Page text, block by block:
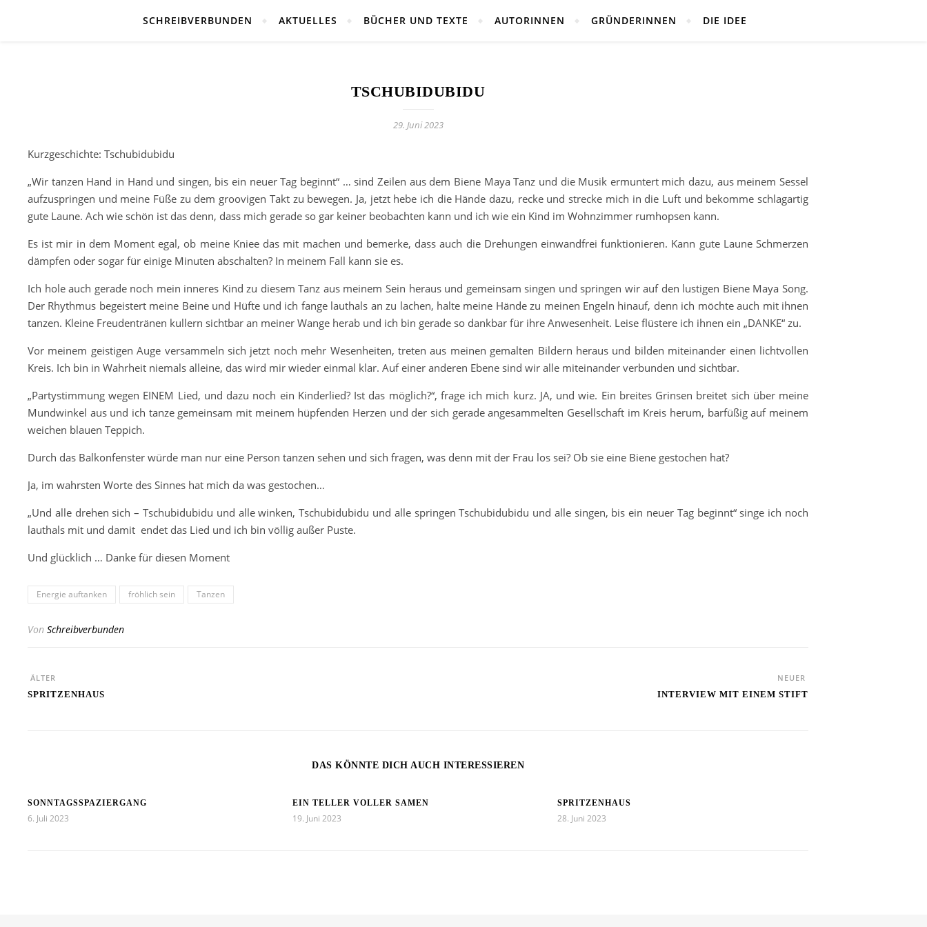
SCHREIBVERBUNDEN AKTUELLES BÜCHER UND TEXTE AUTORINNEN GRÜNDERINNEN DIE IDEE
TSCHUBIDUBIDU
29. Juni 2023
Kurzgeschichte: Tschubidubidu
„Wir tanzen Hand in Hand und singen, bis ein neuer Tag beginnt“ … sind Zeilen aus dem Biene Maya Tanz und die Musik ermuntert mich dazu, aus meinem Sessel
aufzuspringen und meine Füße zu dem groovigen Takt zu bewegen. Ja, jetzt hebe ich die Hände dazu, recke und strecke mich in die Luft und bekomme schlagartig
gute Laune. Ach wie schön ist das denn, dass mich gerade so gar keiner beobachten kann und ich wie ein Kind im Wohnzimmer rumhopsen kann.
Es ist mir in dem Moment egal, ob meine Kniee das mit machen und bemerke, dass auch die Drehungen einwandfrei funktionieren. Kann gute Laune Schmerzen
dämpfen oder sogar für einige Minuten abschalten? In meinem Fall kann sie es.
Ich hole auch gerade noch mein inneres Kind zu diesem Tanz aus meinem Sein heraus und gemeinsam singen und springen wir auf den lustigen Biene Maya Song.
Der Rhythmus begeistert meine Beine und Hüfte und ich fange lauthals an zu lachen, halte meine Hände zu meinen Engeln hinauf, denn ich möchte auch mit ihnen
tanzen. Kleine Freudentränen kullern sichtbar an meiner Wange herab und ich bin gerade so dankbar für ihre Anwesenheit. Leise flüstere ich ihnen ein „DANKE“ zu.
Vor meinem geistigen Auge versammeln sich jetzt noch mehr Wesenheiten, treten aus meinen gemalten Bildern heraus und bilden miteinander einen lichtvollen
Kreis. Ich bin in Wahrheit niemals alleine, das wird mir wieder einmal klar. Auf einer anderen Ebene sind wir alle miteinander verbunden und sichtbar.
„Partystimmung wegen EINEM Lied, und dazu noch ein Kinderlied? Ist das möglich?“, frage ich mich kurz. JA, und wie. Ein breites Grinsen breitet sich über meine
Mundwinkel aus und ich tanze gemeinsam mit meinem hüpfenden Herzen und der sich gerade angesammelten Gesellschaft im Kreis herum, barfüßig auf meinem
weichen blauen Teppich.
Durch das Balkonfenster würde man nur eine Person tanzen sehen und sich fragen, was denn mit der Frau los sei? Ob sie eine Biene gestochen hat?
Ja, im wahrsten Worte des Sinnes hat mich da was gestochen…
„Und alle drehen sich – Tschubidubidu und alle winken, Tschubidubidu und alle springen Tschubidubidu und alle singen, bis ein neuer Tag beginnt“ singe ich noch
lauthals mit und damit endet das Lied und ich bin völlig außer Puste.
Und glücklich … Danke für diesen Moment
Energie auftanken fröhlich sein Tanzen
Von Schreibverbunden
ÄLTER
SPRITZENHAUS
NEUER
INTERVIEW MIT EINEM STIFT
DAS KÖNNTE DICH AUCH INTERESSIEREN
SONNTAGSSPAZIERGANG
6. Juli 2023
EIN TELLER VOLLER SAMEN
19. Juni 2023
SPRITZENHAUS
28. Juni 2023